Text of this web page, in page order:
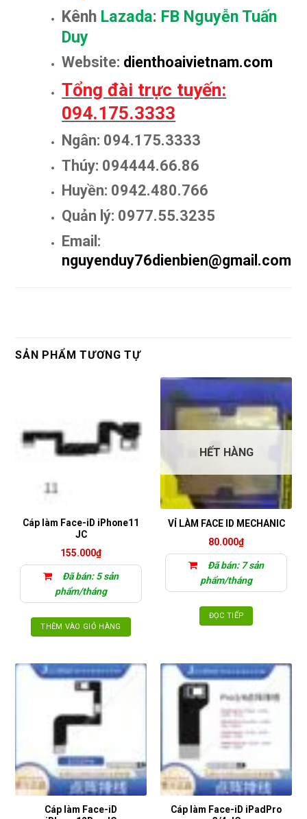
Kênh Lazada: FB Nguyễn Tuấn
Duy
Website: dienthoaivietnam.com
Tổng đài trực tuyến:
094.175.3333
Ngân: 094.175.3333
Thúy: 094444.66.86
Huyền: 0942.480.766
Quản lý: 0977.55.3235
Email:
nguyenduy76dienbien@gmail.com
SẢN PHẨM TƯƠNG TỰ
Cáp làm Face-iD iPhone11
JC
155.000₫
Đã bán: 5 sản
phẩm/tháng
THÊM VÀO GIỎ HÀNG
HẾT HÀNG
VỈ LÀM FACE ID MECHANIC
80.000₫
Đã bán: 7 sản
phẩm/tháng
ĐỌC TIẾP
Cáp làm Face-iD
Cáp làm Face-iD iPadPro